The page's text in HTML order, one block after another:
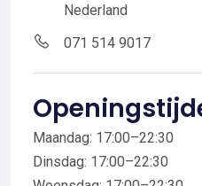
Nederland
071 514 9017
Maandag: 17:00–22:30
Dinsdag: 17:00–22:30